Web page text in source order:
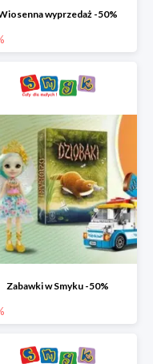
wyprzedaż -50%
Zabawki w Smyku -50%